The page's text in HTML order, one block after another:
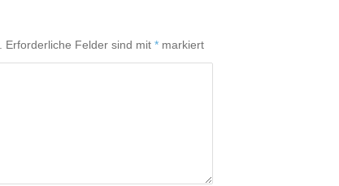
Erforderliche Felder sind mit * markiert